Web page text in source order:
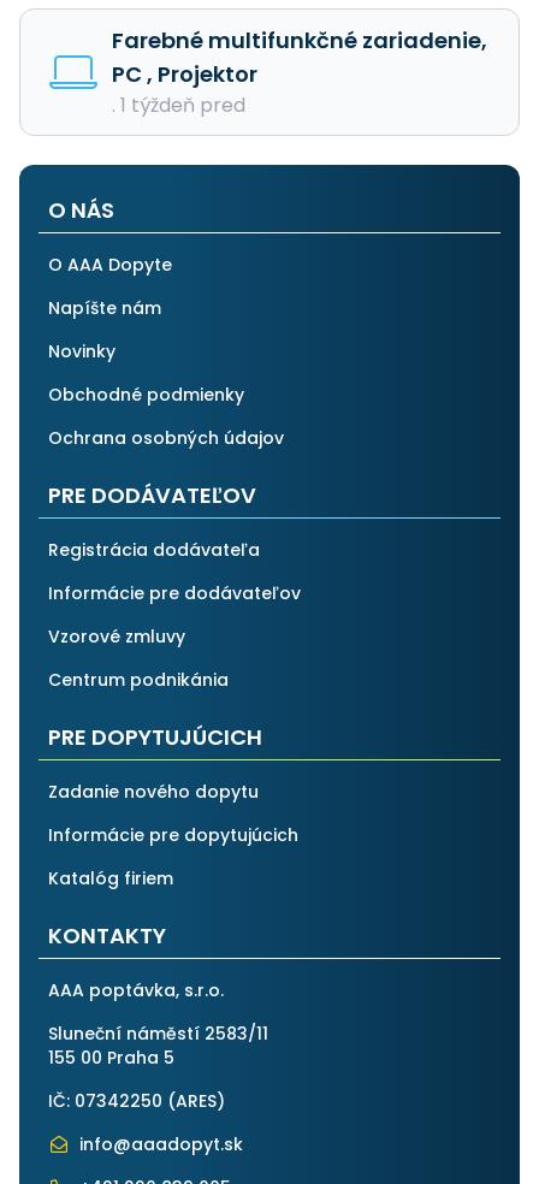
Farebné multifunkčné zariadenie,
PC , Projektor
. 1 týždeň pred
O NÁS
O AAA Dopyte
Napíšte nám
Novinky
Obchodné podmienky
Ochrana osobných údajov
PRE DODÁVATEĽOV
Registrácia dodávateľa
Informácie pre dodávateľov
Vzorové zmluvy
Centrum podnikánia
PRE DOPYTUJÚCICH
Zadanie nového dopytu
Informácie pre dopytujúcich
Katalóg firiem
KONTAKTY
AAA poptávka, s.r.o.
Sluneční náměstí 2583/11
155 00 Praha 5
IČ: 07342250 (ARES)
info@aaadopyt.sk